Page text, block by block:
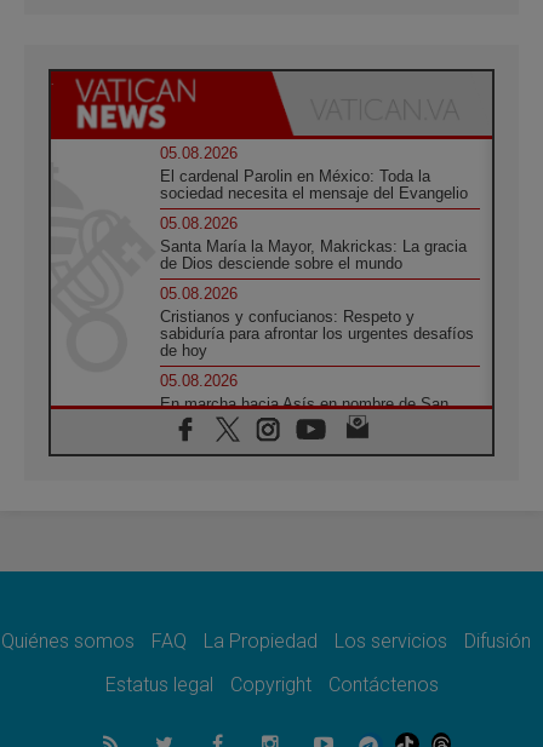
05.08.2026
El cardenal Parolin en México: Toda la
sociedad necesita el mensaje del Evangelio
05.08.2026
Santa María la Mayor, Makrickas: La gracia
de Dios desciende sobre el mundo
05.08.2026
Cristianos y confucianos: Respeto y
sabiduría para afrontar los urgentes desafíos
de hoy
05.08.2026
En marcha hacia Asís en nombre de San
Francisco, a la espera de León
05.08.2026
quienes bendicen la guerra
Ucrania: Ataque masivo en Kyiv durante la
05.08.2026
Quiénes somos FAQ La Propiedad Los servicios
Difusión
Estatus legal
Copyright Contáctenos